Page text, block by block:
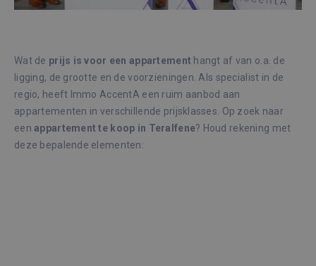
Wat de prijs is voor een appartement hangt af van o.a. de
ligging, de grootte en de voorzieningen. Als specialist in de
regio, heeft Immo AccentA een ruim aanbod aan
appartementen in verschillende prijsklasses. Op zoek naar
eenappartement te koop in Teralfene? Houd rekening met
deze bepalende elementen: